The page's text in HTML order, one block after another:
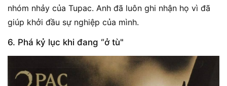
nhóm nhảy của Tupac. Anh đã luôn ghi nhận họ vì đã
giúp khởi đầu sự nghiệp của mình.
6. Phá kỷ lục khi đang “ở tù"